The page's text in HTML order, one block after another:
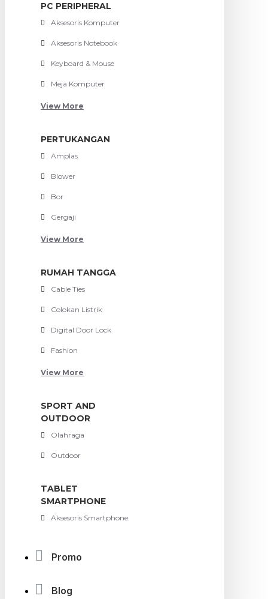
PC PERIPHERAL
Aksesoris Komputer
Aksesoris Notebook
Keyboard & Mouse
Meja Komputer
View More
PERTUKANGAN
Amplas
Blower
Bor
Gergaji
View More
RUMAH TANGGA
Cable Ties
Colokan Listrik
Digital Door Lock
Fashion
View More
SPORT AND
OUTDOOR
Olahraga
Outdoor
TABLET
SMARTPHONE
Aksesoris Smartphone
Promo
Blog